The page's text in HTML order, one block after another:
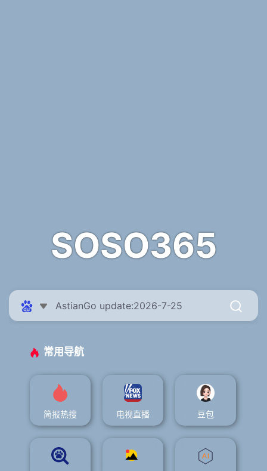
SOSO365
常用导航
简报热搜 电视直播 豆包